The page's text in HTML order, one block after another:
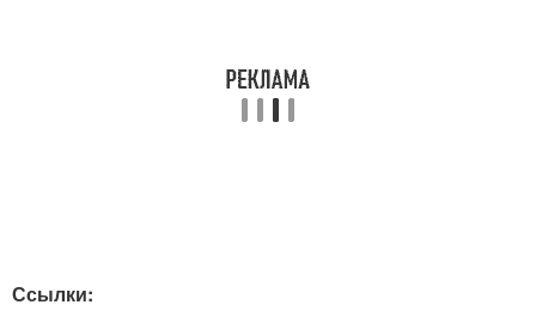
Ссылки: